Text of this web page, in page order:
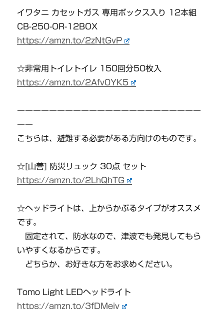
イワタニ カセットガス 専用ボックス入り 12本組
CB-250-OR-12BOX
https://amzn.to/2zNtGvP
☆非常用トイレトイレ 150回分50枚入
https://amzn.to/2Afv0YK5
ーーーーーーーーーーーーーーーーーーーーーーー
ーー
こちらは、避難する必要がある方向けのものです。
☆[山善] 防災リュック 30点 セット
https://amzn.to/2LhQhTG
☆ヘッドライトは、上からかぶるタイプがオススメ
です。
固定されて、防水なので、津波でも発見してもら
いやすくなるからです。
どちらか、お好きな方をお求めください。
Tomo Light LEDヘッドライト
https://amzn.to/3fDMeiv